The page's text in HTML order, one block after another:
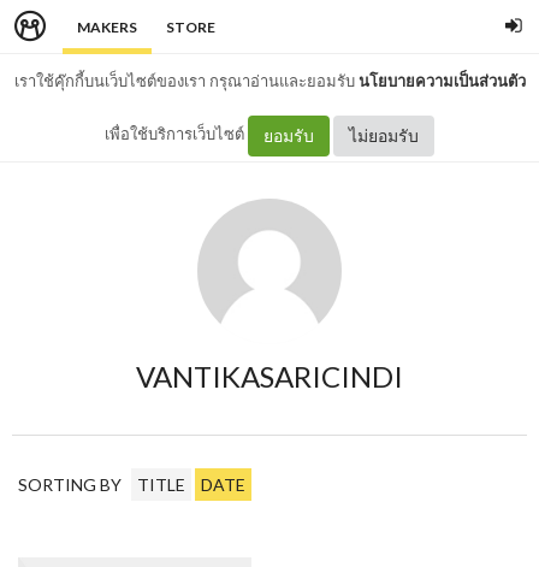
MAKERS STORE
เราใช้คุ๊กกี้บนเว็บไซต์ของเรา กรุณาอ่านและยอมรับนโยบายความเป็นส่วนตัว
เพื่อใช้บริการเว็บไซต์ ยอมรับ ไม่ยอมรับ
VANTIKASARICINDI
SORTING BY TITLE DATE